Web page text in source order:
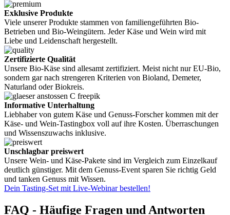
Exklusive Produkte
Viele unserer Produkte stammen von familiengeführten Bio-
Betrieben und Bio-Weingütern. Jeder Käse und Wein wird mit
Liebe und Leidenschaft hergestellt.
Zertifizierte Qualität
Unsere Bio-Käse sind allesamt zertifiziert. Meist nicht nur EU-Bio,
sondern gar nach strengeren Kriterien von Bioland, Demeter,
Naturland oder Biokreis.
Informative Unterhaltung
Liebhaber von gutem Käse und Genuss-Forscher kommen mit der
Käse- und Wein-Tastingbox voll auf ihre Kosten. Überraschungen
und Wissenszuwachs inklusive.
Unschlagbar preiswert
Unsere Wein- und Käse-Pakete sind im Vergleich zum Einzelkauf
deutlich günstiger. Mit dem Genuss-Event sparen Sie richtig Geld
und tanken Genuss mit Wissen.
Dein Tasting-Set mit Live-Webinar bestellen!
FAQ - Häufige Fragen und Antworten